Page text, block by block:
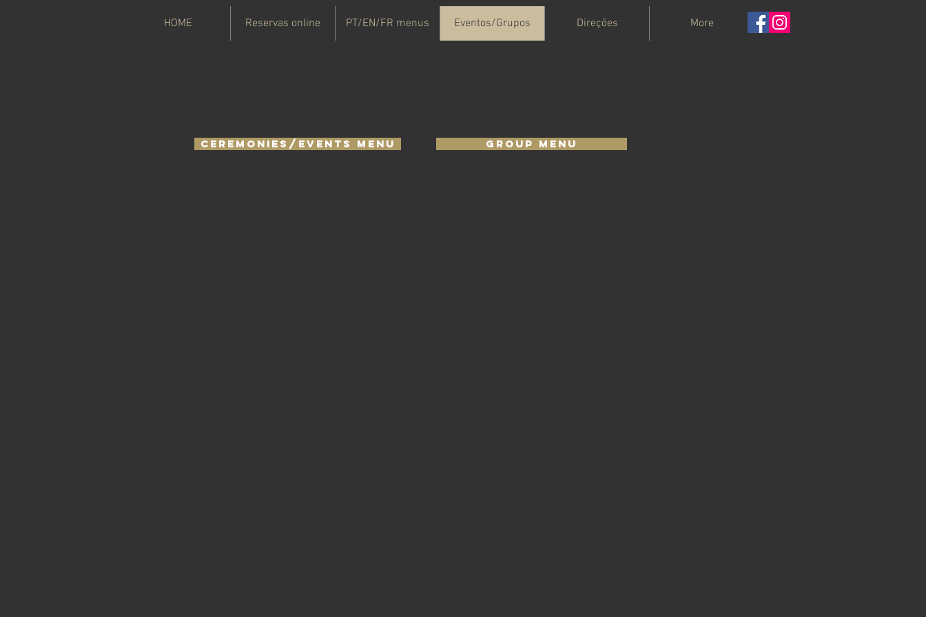
HOME Reservas online PT/EN/FR menus Eventos/Grupos Direções More
Ceremonies/Events Menu Group Menu